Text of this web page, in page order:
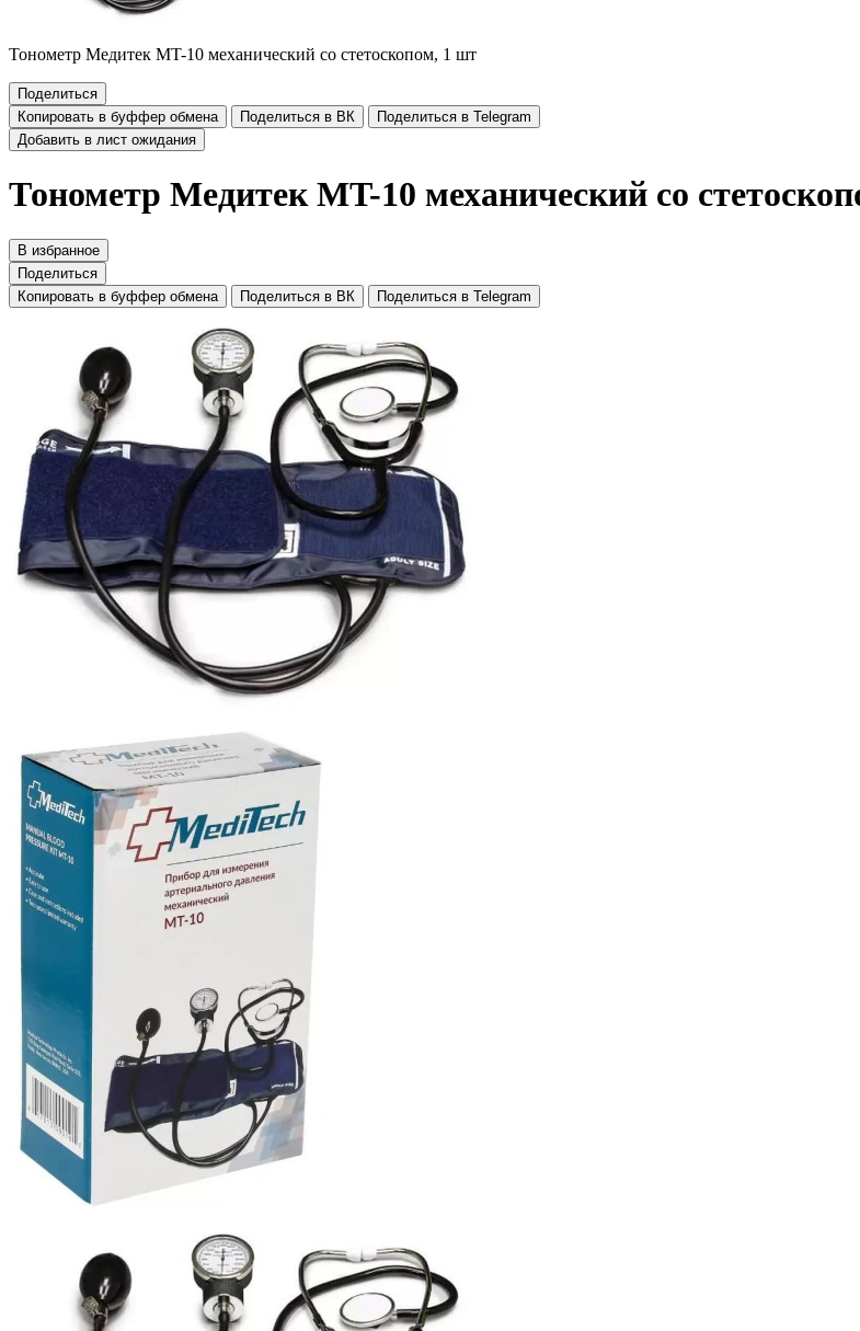
Тонометр Медитек MT-10 механический со стетоскопом, 1 шт
Поделиться
Копировать в буффер обмена
Поделиться в ВК
Поделиться в Telegram
Добавить в лист ожидания
Тонометр Медитек MT-10 механический со
В избранное
Поделиться
Копировать в буффер обмена
Поделиться в ВК Поделиться в Telegram